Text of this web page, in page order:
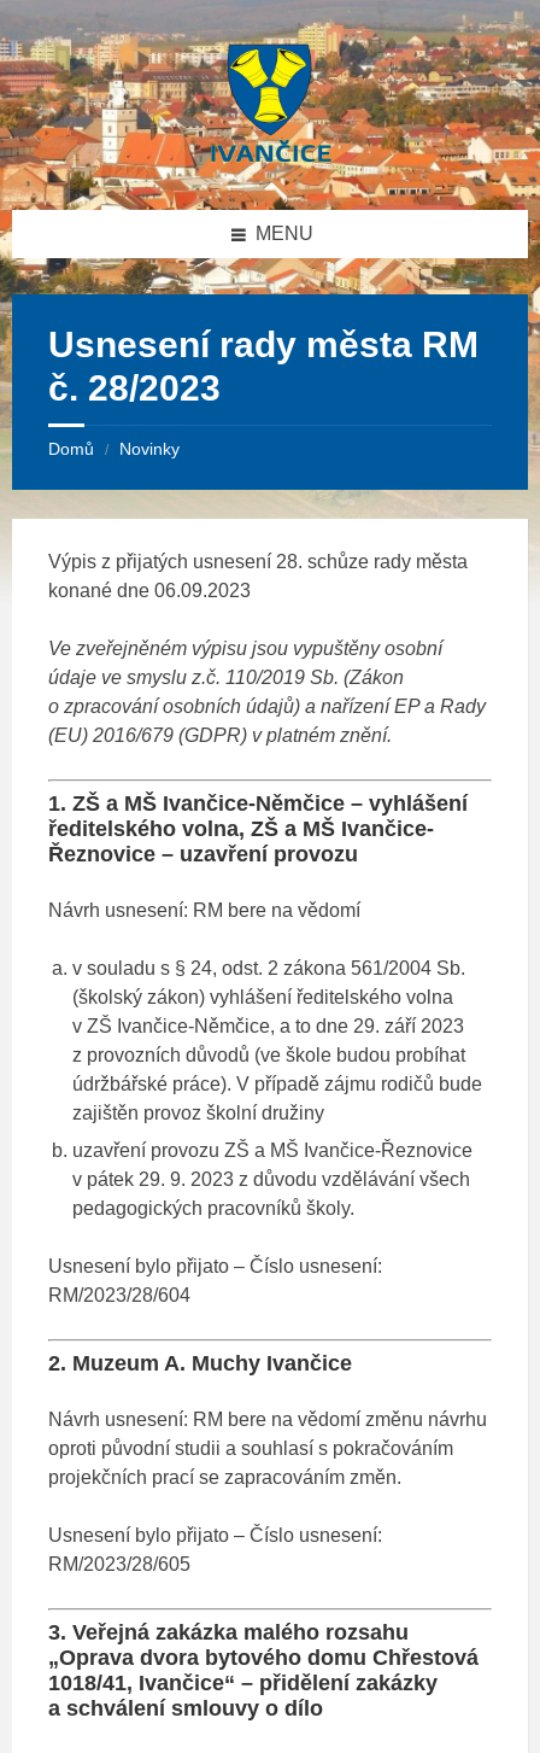
obsah
levý
panel
patičku
MENU
Usnesení rady města RM
č. 28/2023
Domů / Novinky
Výpis z přijatých usnesení 28. schůze rady města
konané dne 06.09.2023
Ve zveřejněném výpisu jsou vypuštěny osobní
údaje ve smyslu z.č. 110/2019 Sb. (Zákon
o zpracování osobních údajů) a nařízení EP a Rady
(EU) 2016/679 (GDPR) v platném znění.
1. ZŠ a MŠ Ivančice-Němčice – vyhlášení
ředitelského volna, ZŠ a MŠ Ivančice-
Řeznovice – uzavření provozu
Návrh usnesení: RM bere na vědomí
v souladu s § 24, odst. 2 zákona 561/2004 Sb.
(školský zákon) vyhlášení ředitelského volna
v ZŠ Ivančice-Němčice, a to dne 29. září 2023
z provozních důvodů (ve škole budou probíhat
údržbářské práce). V případě zájmu rodičů bude
zajištěn provoz školní družiny
uzavření provozu ZŠ a MŠ Ivančice-Řeznovice
v pátek 29. 9. 2023 z důvodu vzdělávání všech
pedagogických pracovníků školy.
Usnesení bylo přijato – Číslo usnesení:
RM/2023/28/604
2. Muzeum A. Muchy Ivančice
Návrh usnesení: RM bere na vědomí změnu návrhu
oproti původní studii a souhlasí s pokračováním
projekčních prací se zapracováním změn.
Usnesení bylo přijato – Číslo usnesení:
RM/2023/28/605
3. Veřejná zakázka malého rozsahu
„Oprava dvora bytového domu Chřestová
1018/41, Ivančice“ – přidělení zakázky
a schválení smlouvy o dílo